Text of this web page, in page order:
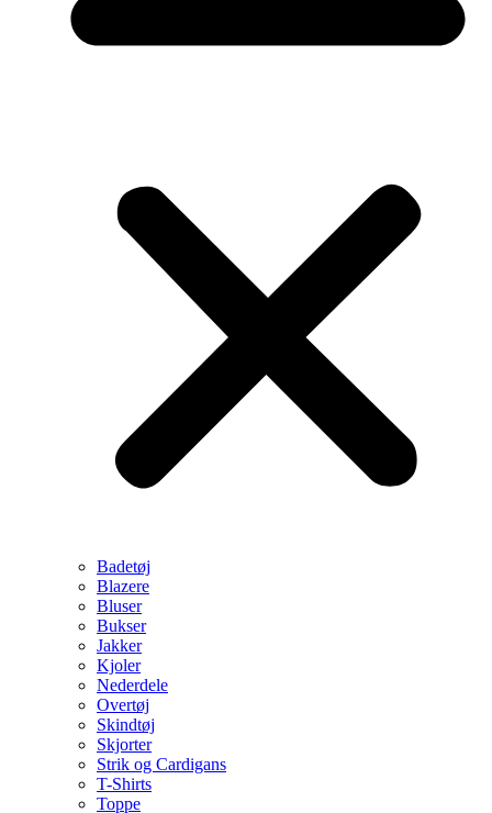
Badetøj
Blazere
Bluser
Bukser
Jakker
Kjoler
Nederdele
Overtøj
Skindtøj
Skjorter
Strik og Cardigans
T-Shirts
Toppe